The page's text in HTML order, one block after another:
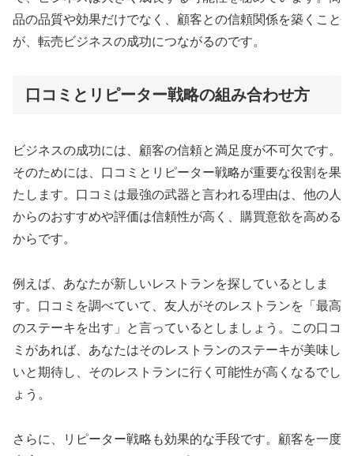
品の品質や効果だけでなく、顧客との信頼関係を築くこと
が、転売ビジネスの成功につながるのです。
口コミとリピーター戦略の組み合わせ方
ビジネスの成功には、顧客の信頼と満足度が不可欠です。
そのためには、口コミとリピーター戦略が重要な役割を果
たします。口コミは最強の武器と言われる理由は、他の人
からのおすすめや評価は信頼性が高く、購買意欲を高める
からです。
例えば、あなたが新しいレストランを探しているとしま
す。口コミを調べていて、友人がそのレストランを「最高
のステーキを出す」と言っているとしましょう。この口コ
ミがあれば、あなたはそのレストランのステーキが美味し
いと期待し、そのレストランに行く可能性が高くなるでし
ょう。
さらに、リピーター戦略も効果的な手段です。顧客を一度